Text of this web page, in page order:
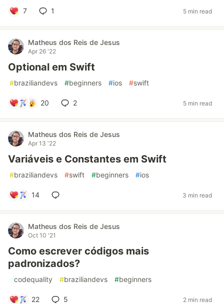
7 1 5 min read
Matheus dos Reis de Jesus
Apr 26 '22
Optional em Swift
#braziliandevs #beginners #ios #swift
20 2 5 min read
Matheus dos Reis de Jesus
Apr 13 '22
Variáveis e Constantes em Swift
#braziliandevs #swift #beginners #ios
14 3 min read
Matheus dos Reis de Jesus
Oct 10 '21
Como escrever códigos mais
padronizados?
#codequality #braziliandevs #beginners
22 5 2 min read